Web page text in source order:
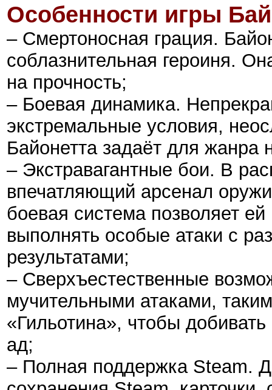
Особенности игры
– Смертоносная грация.
соблазнительная героиня.
на прочность;
– Боевая динамика.
экстремальные условия,
Байонетта задаёт для жанра
– Экстравагантные бои. В
впечатляющий арсенал
боевая система позволяет
выполнять особые атаки с
результатами;
– Сверхъестественные
мучительными атаками,
«Гильотина», чтобы
ад;
– Полная поддержка Steam.